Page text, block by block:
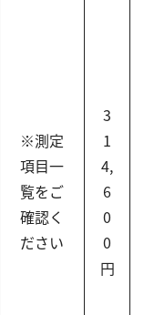
※測定
項目一
覧をご
確認く
ださい
3
1
4,
6
0
0
円